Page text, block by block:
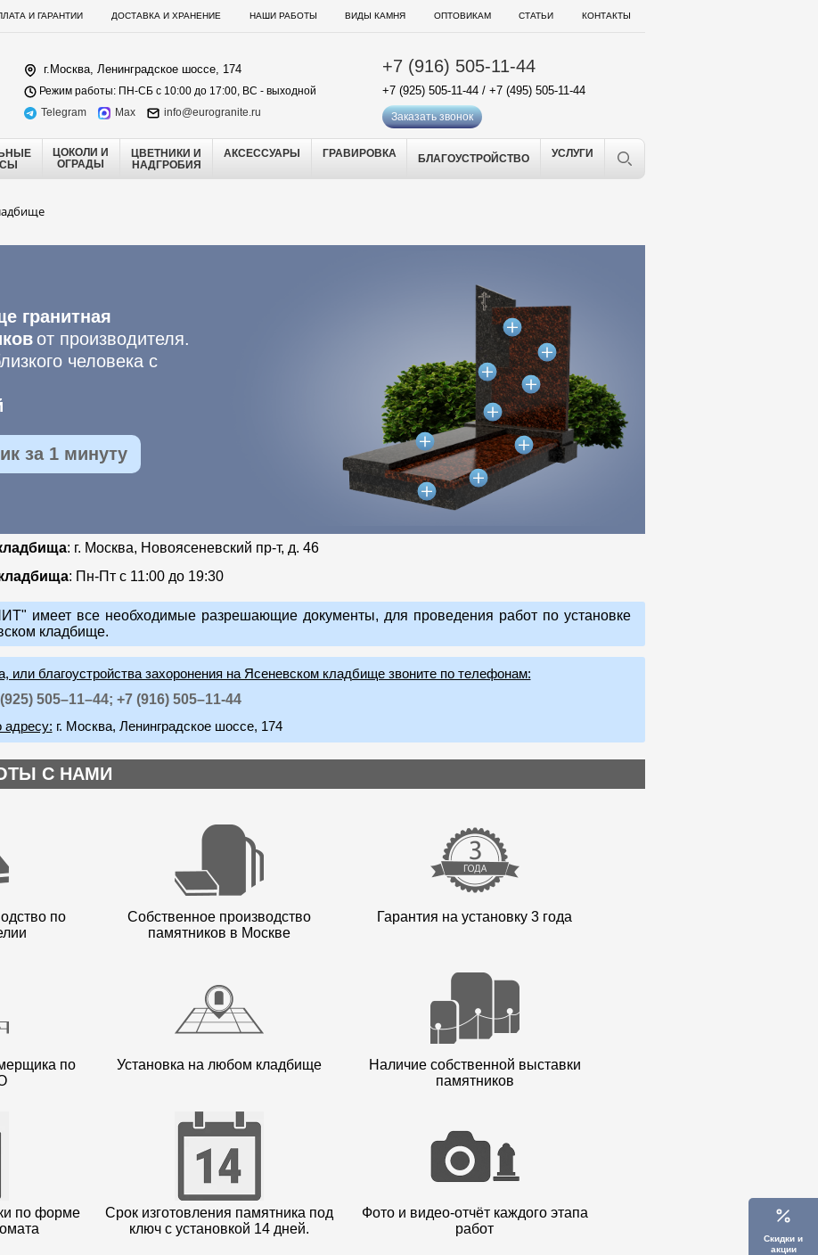
Скидки и
акции
И ГАРАНТИИ ДОСТАВКА И ХРАНЕНИЕ НАШИ РАБОТЫ ВИДЫ КАМНЯ ОПТОВИКАМ СТАТЬИ КОНТАКТЫ
г.Москва, Ленинградское шоссе, 174
Режим работы: ПН-СБ с 10:00 до 17:00, ВС - выходной
Telegram
Max info@eurogranite.ru
+7 (916) 505-11-44
+7 (925) 505-11-44 / +7 (495) 505-11-44
Заказать звонок
ЦОКОЛИ И
ОГРАДЫ
ЦВЕТНИКИ И
НАДГРОБИЯ
АКСЕССУАРЫ ГРАВИРОВКА БЛАГОУСТРОЙСТВО УСЛУГИ
гранитная
от производителя.
человека с
за 1 минуту
: г. Москва, Новоясеневский пр-т, д. 46
: Пн-Пт с 11:00 до 19:30
имеет все необходимые разрешающие документы, для проведения работ по установке
кладбище.
или благоустройства захоронения на Ясеневском кладбище звоните по телефонам:
505–11–44; +7 (916) 505–11-44
адресу: г. Москва, Ленинградское шоссе, 174
С НАМИ
по
Собственное производство
памятников в Москве
Гарантия на установку 3 года
по
Установка на любом кладбище
Наличие собственной выставки
памятников
по форме
Срок изготовления памятника под
ключ с установкой 14 дней.
Фото и видео-отчёт каждого этапа
работ